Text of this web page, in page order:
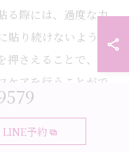
る際には、過度な力
り続けないよう注
さえることで、耳
ケアを行うことがで
い位置とは
LINE予約